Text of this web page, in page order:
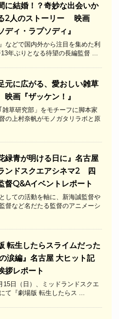
に結婚！？奇妙な出会いか
2人のストーリー 映画
ディ・ラプソディ』
』などで国内外から注目を集めた利
年ぶりとなる待望の長編監督 ...
元に広がる、愛おしい雑草
画『ザッケン！』
雑草研究部」をモチーフに脚本家
の上村奈帆がモノガタリラボと原
緑青が明ける日に』名古屋
ンドスクエアシネマ2 四
督Q&Aイベントレポート
しての活動を軸に、新海誠監督や
督など名だたる監督のアニメーシ
転生したらスライムだった
涙編』名古屋 大ヒット記
拶レポート
15日（日）、ミッドランドスクエ
て『劇場版 転生したらス ...